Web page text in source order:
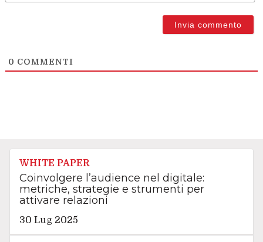
0 COMMENTI
WHITE PAPER
Coinvolgere l’audience nel digitale:
metriche, strategie e strumenti per
attivare relazioni
30 Lug 2025